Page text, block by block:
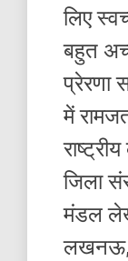
लिए
बहुत
प्रेरणा
में
जिला
मंडल